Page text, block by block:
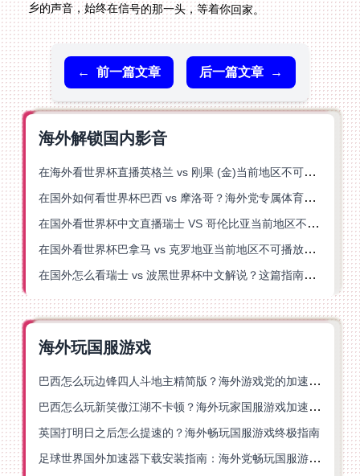
乡的声音，始终在信号的那一头，等着你回家。
← 前一篇文章 后一篇文章 →
海外解锁国内影音
在海外看世界杯直播英格兰 vs 刚果 (金)当前地区不可播放？这篇指南帮你突破所有限制
在国外如何看世界杯巴西 vs 摩洛哥？海外党专属体育观赛指南来了
在国外看世界杯中文直播瑞士 VS 哥伦比亚当前地区不可播放？这篇指南帮你搞定
在国外看世界杯巴拿马 vs 克罗地亚当前地区不可播放？这篇指南帮你轻松解决海外体育直播难题
在国外怎么看瑞士 vs 波黑世界杯中文解说？这篇指南帮你搞定所有地区限制问题
海外玩国服游戏
巴西怎么玩边锋四人斗地主精简版？海外游戏党的加速器终极选择
巴西怎么玩新笑傲江湖不卡顿？海外玩家国服游戏加速终极指南（附猫和老鼠一梦江湖实测）
英国打明日之后怎么提速的？海外畅玩国服游戏终极指南
足球世界国外加速器下载安装指南：海外党畅玩国服游戏的终极解决方案